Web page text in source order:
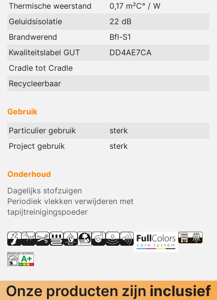
Thermische weerstand
0,17 m²C° / W
Geluidsisolatie
22 dB
Brandwerend
Bfl-S1
Kwaliteitslabel GUT
DD4AE7CA
Cradle tot Cradle
Recycleerbaar
Gebruik
Particulier gebruik
sterk
Project gebruik
sterk
Onderhoud
Dagelijks stofzuigen
Periodiek vlekken verwijderen met
tapijtreinigingspoeder
Onze producten zijn inclusief